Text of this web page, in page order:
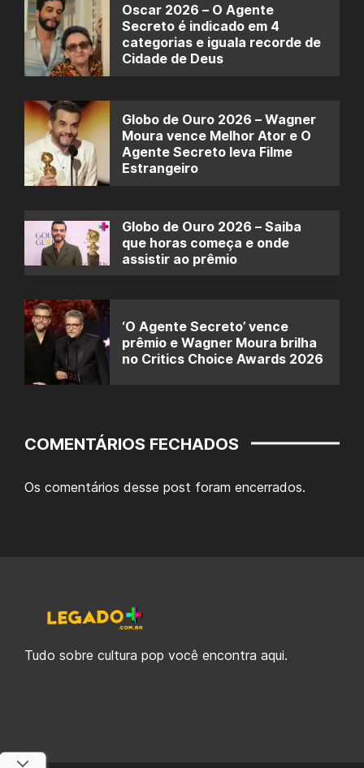
Oscar 2026 – O Agente
Secreto é indicado em 4
categorias e iguala recorde de
Cidade de Deus
Globo de Ouro 2026 – Wagner
Moura vence Melhor Ator e O
Agente Secreto leva Filme
Estrangeiro
Globo de Ouro 2026 – Saiba
que horas começa e onde
assistir ao prêmio
‘O Agente Secreto’ vence
prêmio e Wagner Moura brilha
no Critics Choice Awards 2026
COMENTÁRIOS FECHADOS
Os comentários desse post foram encerrados.
Tudo sobre cultura pop você encontra aqui.